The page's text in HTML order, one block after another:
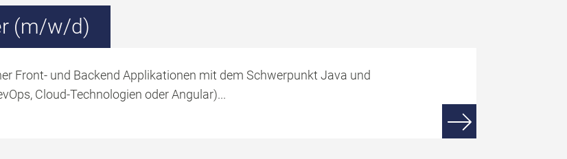
(m/w/d)
Front- und Backend Applikationen mit dem Schwerpunkt Java und
Cloud-Technologien oder Angular)...